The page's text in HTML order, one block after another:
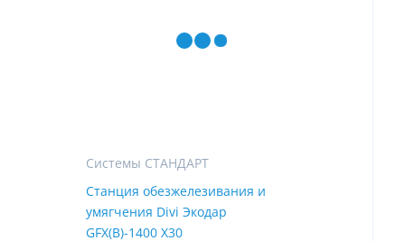
Системы СТАНДАРТ
Станция обезжелезивания и
умягчения Divi Экодар
GFX(B)-1400 X30